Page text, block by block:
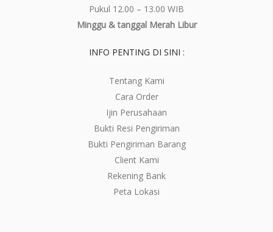
Pukul 12.00 – 13.00 WIB
Minggu & tanggal Merah Libur
INFO PENTING DI SINI :
Tentang Kami
Cara Order
Ijin Perusahaan
Bukti Resi Pengiriman
Bukti Pengiriman Barang
Client Kami
Rekening Bank
Peta Lokasi